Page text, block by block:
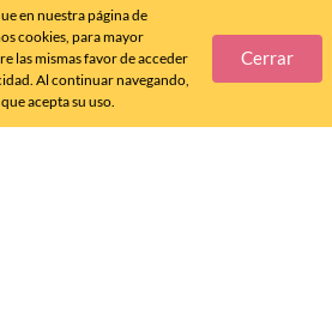
en nuestra página de
cookies, para mayor
las mismas favor de acceder
Al continuar navegando,
acepta su uso.
Cerrar
477 788 4600